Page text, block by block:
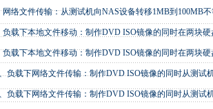
网络文件传输：从测试机向NAS设备转移1MB到100MB
负载下本地文件移动：制作DVD ISO镜像的同时在两块
负载下本地文件移动：制作DVD ISO镜像的同时在两块
负载下网络文件传输：制作DVD ISO镜像的同时从测试
负载下网络文件传输：制作DVD ISO镜像的同时从测试